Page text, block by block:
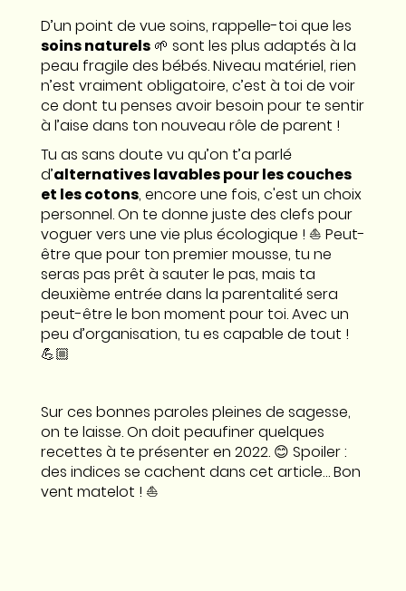
D’un point de vue soins, rappelle-toi que les
soins naturels🌱 sont les plus adaptés à la
peau fragile des bébés. Niveau matériel, rien
n’est vraiment obligatoire, c’est à toi de voir
ce dont tu penses avoir besoin pour te sentir
à l’aise dans ton nouveau rôle de parent !
Tu as sans doute vu qu’on t’a parlé
d’alternatives lavables pour les couches
et les cotons, encore une fois, c'est un choix
personnel. On te donne juste des clefs pour
voguer vers une vie plus écologique ! ⛵️ Peut-
être que pour ton premier mousse, tu ne
seras pas prêt à sauter le pas, mais ta
deuxième entrée dans la parentalité sera
peut-être le bon moment pour toi. Avec un
peu d’organisation, tu es capable de tout !
💪🏼
Sur ces bonnes paroles pleines de sagesse,
on te laisse. On doit peaufiner quelques
recettes à te présenter en 2022. 😊 Spoiler :
des indices se cachent dans cet article… Bon
vent matelot ! ⛵️